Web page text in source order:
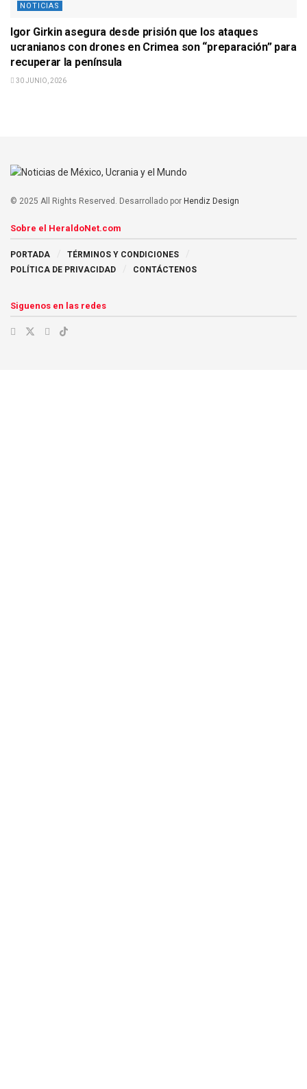
NOTICIAS
Igor Girkin asegura desde prisión que los ataques
ucranianos con drones en Crimea son “preparación” para
recuperar la península
30 JUNIO, 2026
© 2025 All Rights Reserved. Desarrollado por Hendiz Design
Sobre el HeraldoNet.com
PORTADA
TÉRMINOS Y CONDICIONES
POLÍTICA DE PRIVACIDAD
CONTÁCTENOS
Siguenos en las redes